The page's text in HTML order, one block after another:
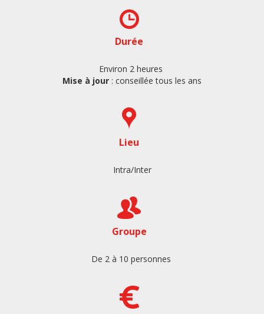
Durée
Environ 2 heures
Mise à jour : conseillée tous les ans
Lieu
Intra/Inter
Groupe
De 2 à 10 personnes